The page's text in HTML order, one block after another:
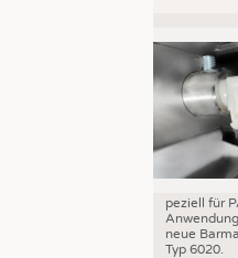
peziell für
neue
Typ 6020.